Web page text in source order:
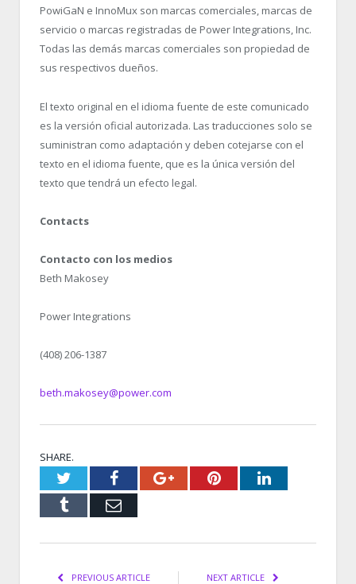
PowiGaN e InnoMux son marcas comerciales, marcas de
servicio o marcas registradas de Power Integrations, Inc.
Todas las demás marcas comerciales son propiedad de
sus respectivos dueños.
El texto original en el idioma fuente de este comunicado
es la versión oficial autorizada. Las traducciones solo se
suministran como adaptación y deben cotejarse con el
texto en el idioma fuente, que es la única versión del
texto que tendrá un efecto legal.
Contacts
Contacto con los medios
Beth Makosey
Power Integrations
(408) 206-1387
beth.makosey@power.com
SHARE.
TwitterFacebookGoogle+PinterestLinkedIn
Tumblr Email
PREVIOUS ARTICLE NEXT ARTICLE